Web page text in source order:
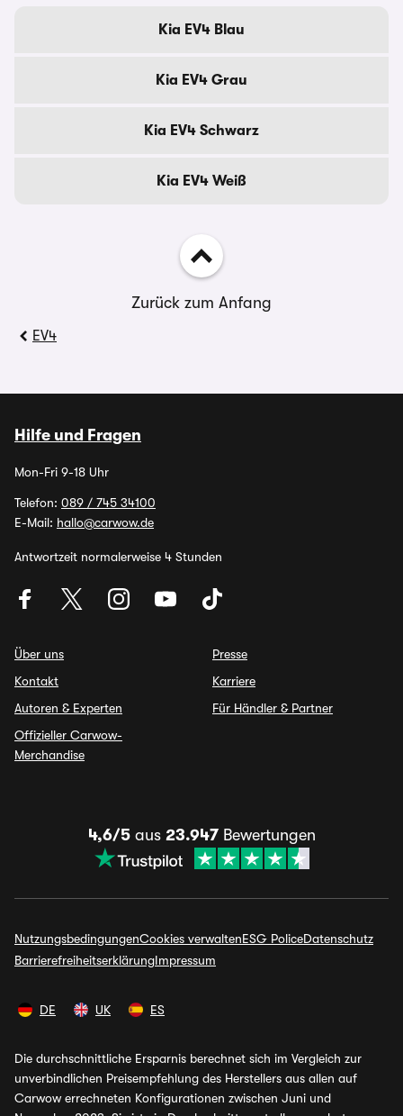
Kia EV4 Blau
Kia EV4 Grau
Kia EV4 Schwarz
Kia EV4 Weiß
Zurück zum Anfang
EV4
Hilfe und Fragen
Mon-Fri 9-18 Uhr
Telefon: 089 / 745 34100
E-Mail: hallo@carwow.de
Antwortzeit normalerweise 4 Stunden
Über uns
Kontakt
Autoren & Experten
Offizieller Carwow-
Merchandise
Presse
Karriere
Für Händler & Partner
4,6/5aus 23.947Bewertungen
NutzungsbedingungenCookies verwaltenESG PoliceDatenschutz
BarrierefreiheitserklärungImpressum
DE UK ES
Die durchschnittliche Ersparnis berechnet sich im Vergleich zur
unverbindlichen Preisempfehlung des Herstellers aus allen auf
Carwow errechneten Konfigurationen zwischen Juni und